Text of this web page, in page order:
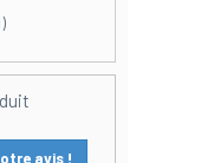
avis !